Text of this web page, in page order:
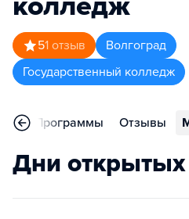
51 отзыв
Волгоград
Государственный колледж
Программы Отзывы
Дни